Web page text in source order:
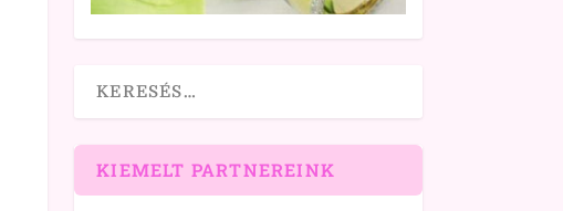
KIEMELT PARTNEREINK